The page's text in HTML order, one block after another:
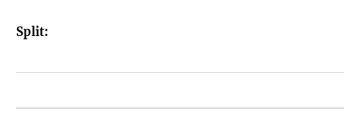
Split: